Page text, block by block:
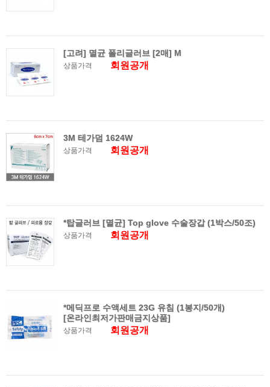
[고려] 멸균 폴리글러브 [2매] M
상품가격 회원공개
3M 테가덤 1624W
상품가격 회원공개
*탑글러브 [멸균] Top glove 수술장갑 (1박스/50조)
상품가격 회원공개
*메딕프로 수액세트 23G 유침 (1봉지/50개)
[온라인최저가판매금지상품]
상품가격 회원공개